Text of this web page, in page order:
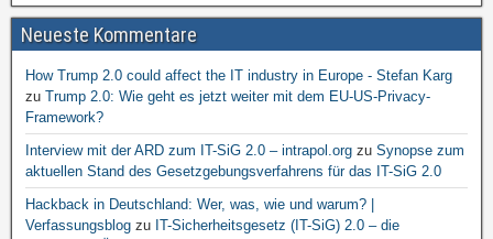
Neueste Kommentare
How Trump 2.0 could affect the IT industry in Europe - Stefan Karg
zu Trump 2.0: Wie geht es jetzt weiter mit dem EU-US-Privacy-
Framework?
Interview mit der ARD zum IT-SiG 2.0 – intrapol.org zu Synopse zum
aktuellen Stand des Gesetzgebungsverfahrens für das IT-SiG 2.0
Hackback in Deutschland: Wer, was, wie und warum? |
Verfassungsblog zu IT-Sicherheitsgesetz (IT-SiG) 2.0 – die